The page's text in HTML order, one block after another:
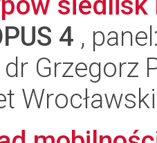
4 ,
Grzegorz